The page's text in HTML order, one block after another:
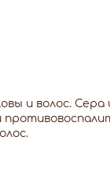
и волос.